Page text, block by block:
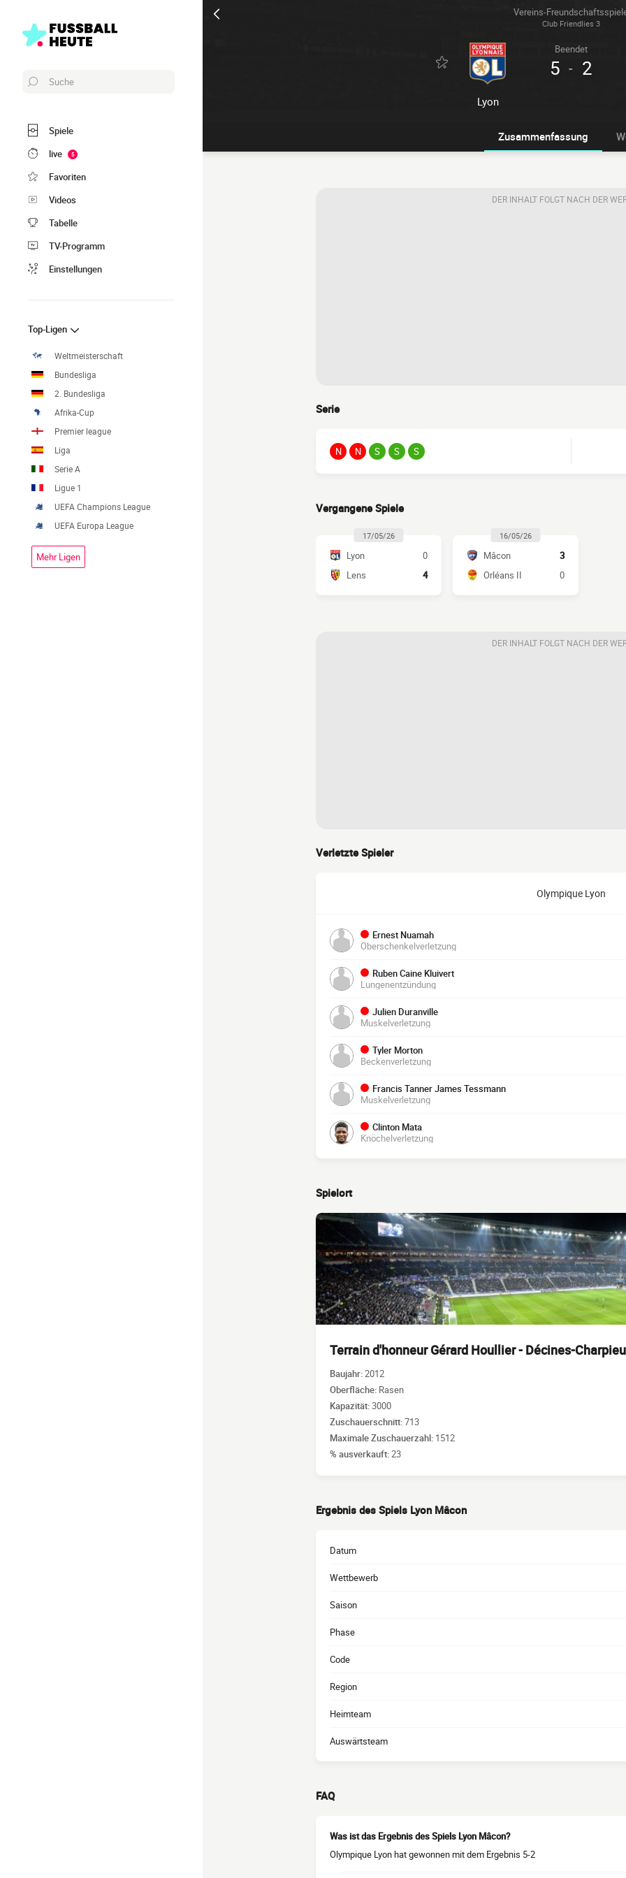
Vereins-
Club Friendlies 3
Lyon
Beendet
5 - 2
Suche
Spiele
live
5
Favoriten
Videos
Tabelle
TV-Programm
Einstellungen
Top-Ligen
Weltmeisterschaft
Bundesliga
2. Bundesliga
Afrika-Cup
Premier league
Liga
Serie A
Ligue 1
UEFA Champions League
UEFA Europa League
Mehr Ligen
Zusammenfassung
DER INHALT FOLGT NACH DER
Serie
N N S S S
Vergangene Spiele
17/05/26
Lyon
0
Lens
4
16/05/26
Mâcon
3
Orléans II
0
DER INHALT FOLGT NACH DER
Verletzte Spieler
Olympique Lyon
Ernest Nuamah
Oberschenkelverletzung
Ruben Caine Kluivert
Lungenentzündung
Julien Duranville
Muskelverletzung
Tyler Morton
Beckenverletzung
Francis Tanner James Tessmann
Muskelverletzung
Clinton Mata
Knöchelverletzung
Spielort
Terrain d'honneur Gérard Houllier - Décines-Charpieu
Baujahr:2012
Oberfläche: Rasen
Kapazität:3000
Zuschauerschnitt:713
Maximale Zuschauerzahl: 1512
% ausverkauft:23
Ergebnis des Spiels Lyon Mâcon
Datum
Wettbewerb
Saison
Phase
Code
Region
Heimteam
Auswärtsteam
FAQ
Was ist das Ergebnis des Spiels Lyon Mâcon?
Olympique Lyon hat gewonnen mit dem Ergebnis 5-2